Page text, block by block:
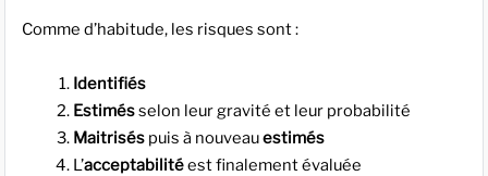
Comme d’habitude, les risques sont :
Identifiés
Estimésselon leur gravité et leur probabilité
Maitriséspuis à nouveauestimés
L’acceptabilitéest finalement évaluée